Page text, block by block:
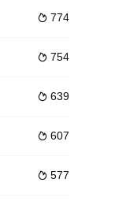
照在偷赴江南途中为金兵
，一齐誓为国效命，铲
 774
 754
 639
 607
 577